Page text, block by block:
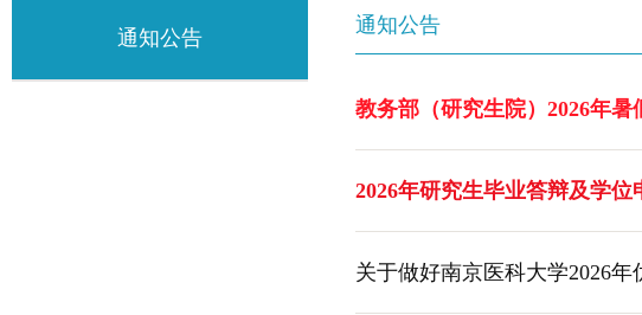
通知公告
通知公告
教务部（研究生院）2026年暑
2026年研究生毕业答辩及学位
关于做好南京医科大学2026